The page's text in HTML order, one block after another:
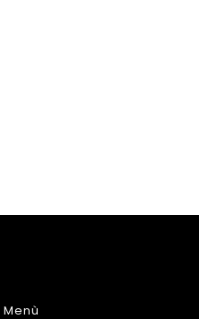
Menù